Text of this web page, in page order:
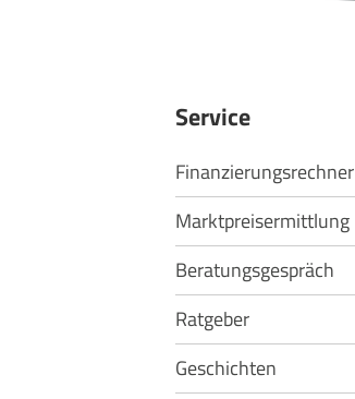
Service
Finanzierungsrechner
Marktpreisermittlung
Beratungsgespräch
Ratgeber
Geschichten